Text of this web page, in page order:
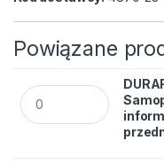
Powiązane
DURAFRAME A6